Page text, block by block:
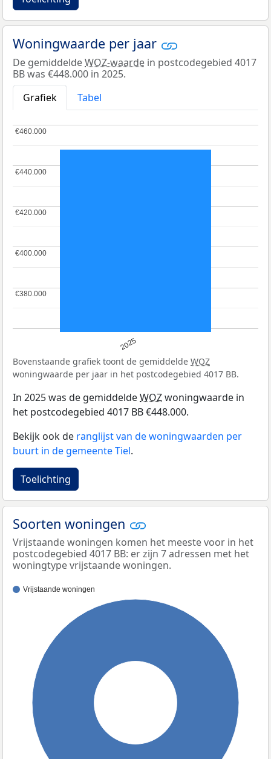
Woningwaarde per jaar
De gemiddeldeWOZ-waarde in postcodegebied 4017
BB was €448.000 in 2025.
Grafiek
Tabel
2025
€380.000
€380.000
€400.000
€400.000
€420.000
€420.000
€440.000
€440.000
€460.000
€460.000
Bovenstaande grafiek toont de gemiddelde WOZ
woningwaarde per jaar in het postcodegebied 4017 BB.
In 2025 was de gemiddeldeWOZwoningwaarde in
het postcodegebied 4017 BB €448.000.
Bekijk ook de ranglijst van de woningwaarden per
buurt in de gemeente Tiel.
Toelichting
Soorten woningen
Vrijstaande woningen komen het meeste voor in het
postcodegebied 4017 BB: er zijn 7 adressen met het
woningtype vrijstaande woningen.
Vrijstaande woningen